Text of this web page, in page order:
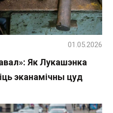
Як Лукашэнка
эканамічны цуд
01.05.2026